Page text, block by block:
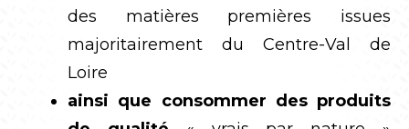
des matières premières issues
majoritairement du Centre-Val de
Loire
ainsi que consommer des produits